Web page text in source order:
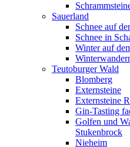
Sauerland
Schnee auf
Schnee in
Winter auf
Teutoburger Wald
Blomberg
Externsteine
Externsteine
Gin-Tasting
Golfen und
Stukenbrock
Nieheim